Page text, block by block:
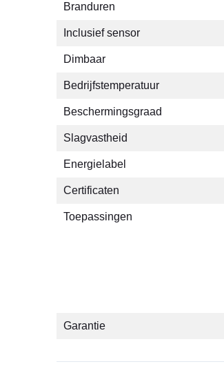
Branduren
Inclusief sensor
Dimbaar
Bedrijfstemperatuur
Beschermingsgraad
Slagvastheid
Energielabel
Certificaten
Toepassingen
Garantie